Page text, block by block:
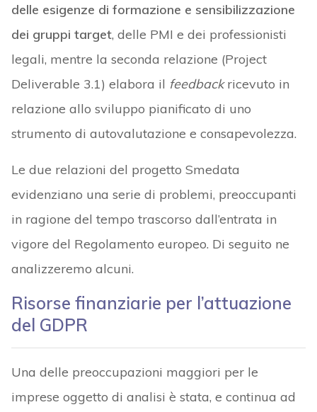
delle esigenze di formazione e sensibilizzazione
dei gruppi target, delle PMI e dei professionisti
legali, mentre la seconda relazione (Project
Deliverable 3.1) elabora il feedbackricevuto in
relazione allo sviluppo pianificato di uno
strumento di autovalutazione e consapevolezza.
Le due relazioni del progetto Smedata
evidenziano una serie di problemi, preoccupanti
in ragione del tempo trascorso dall’entrata in
vigore del Regolamento europeo. Di seguito ne
analizzeremo alcuni.
Risorse finanziarie per l’attuazione
del GDPR
Una delle preoccupazioni maggiori per le
imprese oggetto di analisi è stata, e continua ad